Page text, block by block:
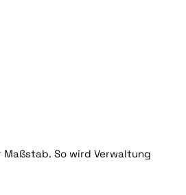
So wird Verwaltung